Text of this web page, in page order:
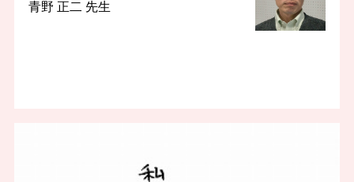
青野 正二 先生